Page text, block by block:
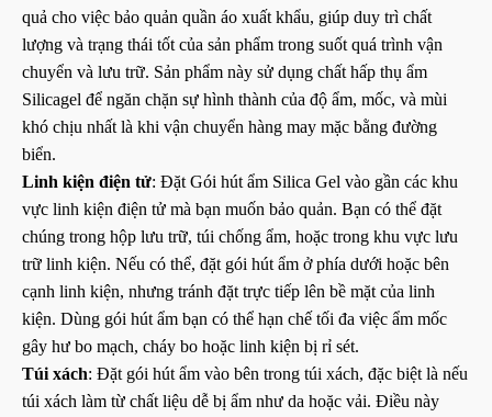
quả cho việc bảo quản quần áo xuất khẩu, giúp duy trì chất
lượng và trạng thái tốt của sản phẩm trong suốt quá trình vận
chuyển và lưu trữ. Sản phẩm này sử dụng chất hấp thụ ẩm
Silicagel để ngăn chặn sự hình thành của độ ẩm, mốc, và mùi
khó chịu nhất là khi vận chuyển hàng may mặc bằng đường
biển.
Linh kiện điện tử: Đặt Gói hút ẩm Silica Gel vào gần các khu
vực linh kiện điện tử mà bạn muốn bảo quản. Bạn có thể đặt
chúng trong hộp lưu trữ, túi chống ẩm, hoặc trong khu vực lưu
trữ linh kiện. Nếu có thể, đặt gói hút ẩm ở phía dưới hoặc bên
cạnh linh kiện, nhưng tránh đặt trực tiếp lên bề mặt của linh
kiện. Dùng gói hút ẩm bạn có thể hạn chế tối đa việc ẩm mốc
gây hư bo mạch, cháy bo hoặc linh kiện bị rỉ sét.
Túi xách: Đặt gói hút ẩm vào bên trong túi xách, đặc biệt là nếu
túi xách làm từ chất liệu dễ bị ẩm như da hoặc vải. Điều này